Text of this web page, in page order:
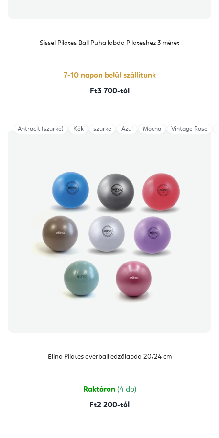
Sissel Pilates Ball Puha labda Pilateshez 3 méret
7-10 napon belül szállítunk
Ft3 700-tól
Elina Pilates overball edzőlabda 20/24 cm
Raktáron (4 db)
Ft2 200-tól
Antracit (szürke) Kék szürke Azul Mocha Vintage Rose